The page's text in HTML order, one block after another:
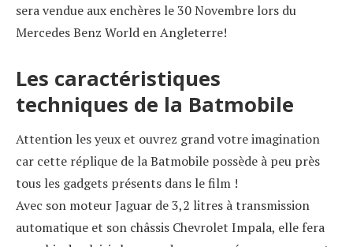
sera vendue aux enchères le 30 Novembre lors du
Mercedes Benz World en Angleterre!
Les caractéristiques
techniques de la Batmobile
Attention les yeux et ouvrez grand votre imagination
car cette réplique de la Batmobile possède à peu près
tous les gadgets présents dans le film !
Avec son moteur Jaguar de 3,2 litres à transmission
automatique et son châssis Chevrolet Impala, elle fera